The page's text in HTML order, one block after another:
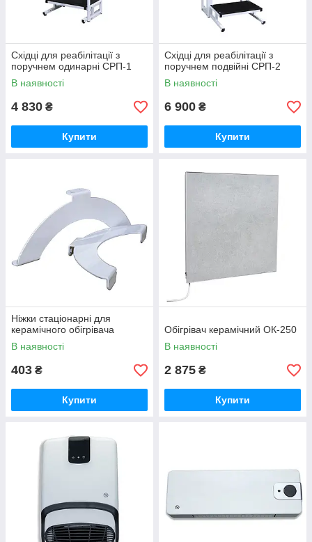
Східці для реабілітації з
поручнем одинарні СРП-1
В наявності
4 830 ₴
Купити
Східці для реабілітації з
поручнем подвійні СРП-2
В наявності
6 900 ₴
Купити
Ніжки стаціонарні для
керамічного обігрівача
В наявності
403 ₴
Купити
Обігрівач керамічний ОК-250
В наявності
2 875 ₴
Купити